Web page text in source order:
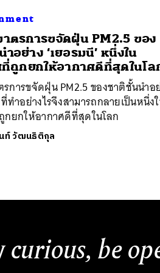
าตรการขจัดฝุ่น PM2.5 ของ
อย่าง ‘เยอรมนี’ หนึ่งใน
ที่ถูกยกให้อากาศดีที่สุดในโล
รการขจัดฝุ่น PM2.5 ของชาติชั้นนำอ
ที่ทำอย่างไรจึงสามารถกลายเป็นหนึ่ง
กยกให้อากาศดีที่สุดในโลก
ท์ วัฒนธิติกุล
curious, be